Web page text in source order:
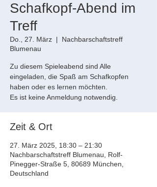
Schafkopf-Abend im
Treff
Do., 27. März
  |
Nachbarschaftstreff
Blumenau
Zu diesem Spieleabend sind Alle
eingeladen, die Spaß am Schafkopfen
haben oder es lernen möchten.
Es ist keine Anmeldung notwendig.
Zeit & Ort
27. März 2025, 18:30 – 21:30
Nachbarschaftstreff Blumenau, Rolf-
Pinegger-Straße 5, 80689 München,
Deutschland